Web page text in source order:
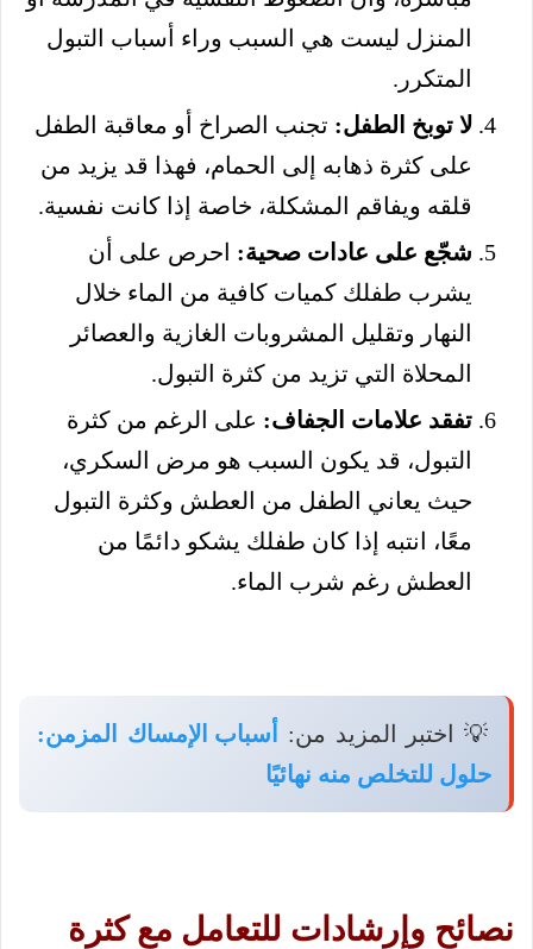
المنزل ليست هي السبب وراء أسباب التبول
المتكرر.
لا توبخ الطفل: تجنب الصراخ أو معاقبة الطفل
على كثرة ذهابه إلى الحمام، فهذا قد يزيد من
قلقه ويفاقم المشكلة، خاصة إذا كانت نفسية.
شجّع على عادات صحية: احرص على أن
يشرب طفلك كميات كافية من الماء خلال
النهار وتقليل المشروبات الغازية والعصائر
المحلاة التي تزيد من كثرة التبول.
تفقد علامات الجفاف: على الرغم من كثرة
التبول، قد يكون السبب هو مرض السكري،
حيث يعاني الطفل من العطش وكثرة التبول
معًا، انتبه إذا كان طفلك يشكو دائمًا من
العطش رغم شرب الماء.
💡 اختبر المزيد من:
أسباب الإمساك المزمن:
حلول للتخلص منه نهائيًا
نصائح وإرشادات للتعامل مع كثرة